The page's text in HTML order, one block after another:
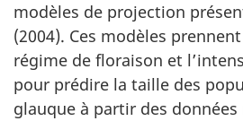
modèles de projection
(2004). Ces modèles
régime de floraison et
pour prédire la taille des
glauque à partir des données